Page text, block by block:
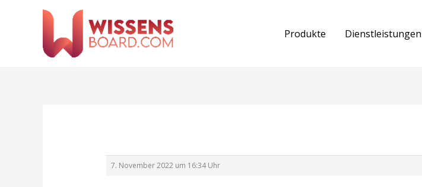
Produkte Dienstleistungen
7. November 2022 um 16:34 Uhr